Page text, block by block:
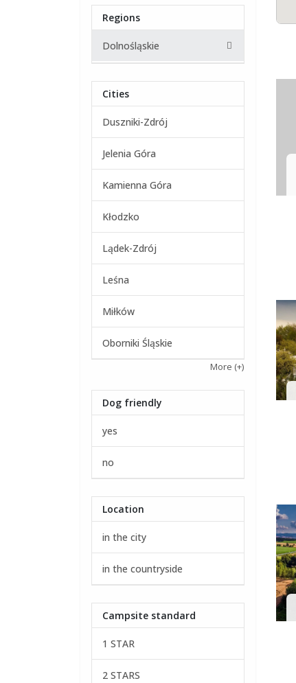
Regions
Dolnośląskie
Cities
Duszniki-Zdrój
Jelenia Góra
Kamienna Góra
Kłodzko
Lądek-Zdrój
Leśna
Miłków
Oborniki Śląskie
More (+)
Dog friendly
yes
no
Location
in the city
in the countryside
Campsite standard
1 STAR
2 STARS